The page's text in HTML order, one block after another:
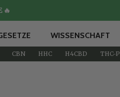
🔥
WISSENSCHAFT
CBN HHC H4CBD THC-P